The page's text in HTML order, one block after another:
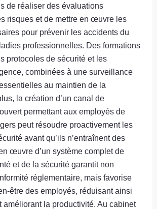
de réaliser des évaluations
risques et de mettre en œuvre les
pour prévenir les accidents du
professionnelles. Des formations
protocoles de sécurité et les
combinées à une surveillance
au maintien de la
la création d’un canal de
permettant aux employés de
peut résoudre proactivement les
avant qu’ils n’entraînent des
œuvre d’un système complet de
et de la sécurité garantit non
réglementaire, mais favorise
être des employés, réduisant ainsi
améliorant la productivité. Au cabinet